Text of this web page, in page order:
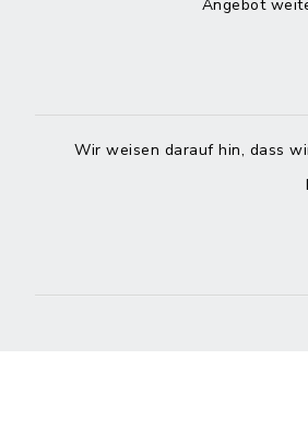
Angebot
Wir weisen darauf hin, dass
04832 6065-215